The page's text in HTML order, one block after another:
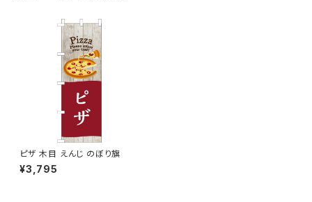
ピザ 木目 えんじ のぼり旗
¥3,795